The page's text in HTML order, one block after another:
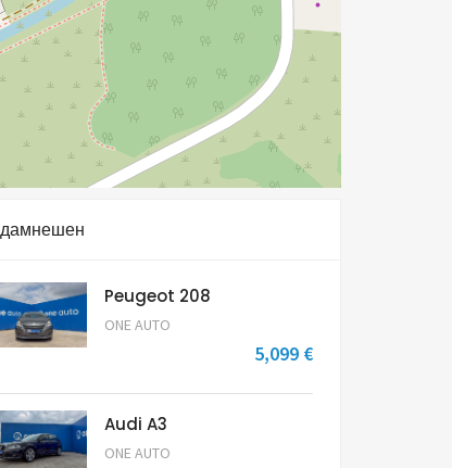
Peugeot 208
ONE AUTO
5,099 €
Audi A3
ONE AUTO